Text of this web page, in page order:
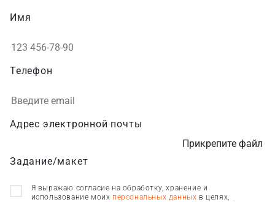
Имя
Телефон
Адрес электронной почты
Задание/макет
Прикрепите файл
Я выражаю согласие на обработку, хранение и
использование моих персональных данных в целях,